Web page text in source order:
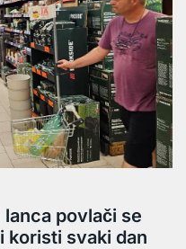
povlači se
koristi svaki dan